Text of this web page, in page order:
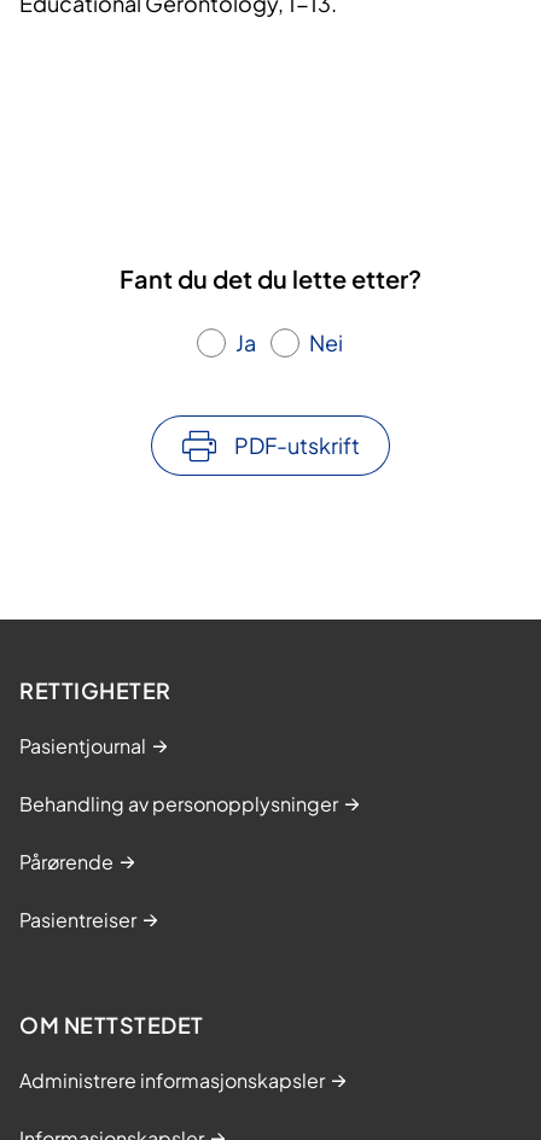
Fant du det du lette etter?
Ja Nei
PDF-utskrift
RETTIGHETER
Pasientjournal
Behandling av personopplysninger
Pårørende
Pasientreiser
OM NETTSTEDET
Administrere informasjonskapsler